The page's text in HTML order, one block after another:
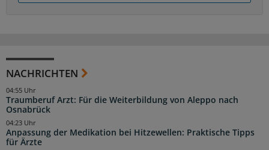
NACHRICHTEN
Traumberuf Arzt: Für die Weiterbildung von Aleppo nach
Osnabrück
04:55 Uhr
Anpassung der Medikation bei Hitzewellen: Praktische Tipps
für Ärzte
04:23 Uhr